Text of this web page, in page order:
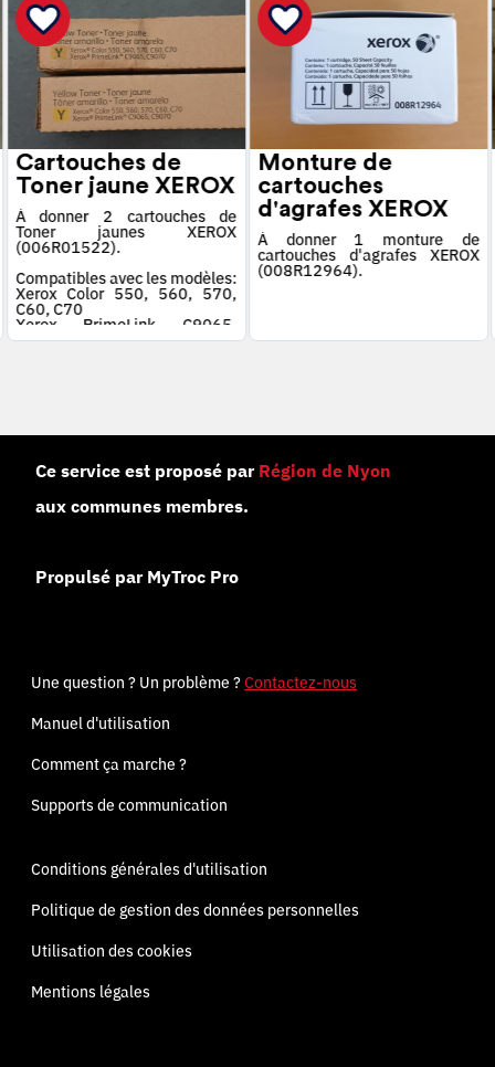
Cartouches de
Toner jaune XEROX
À donner 2 cartouches de
Toner jaunes XEROX
(006R01522).
Compatibles avec les modèles:
Xerox Color 550, 560, 570,
C60, C70
Xerox PrimeLink C9065,
C9070
Monture de
cartouches
d'agrafes XEROX
À donner 1 monture de
cartouches d'agrafes XEROX
(008R12964).
Ce service est proposé par Région de Nyon
aux communes membres.
Propulsé par MyTroc Pro
Une question ? Un problème ?Contactez-nous
Manuel d'utilisation
Comment ça marche ?
Supports de communication
Conditions générales d'utilisation
Politique de gestion des données personnelles
Utilisation des cookies
Mentions légales